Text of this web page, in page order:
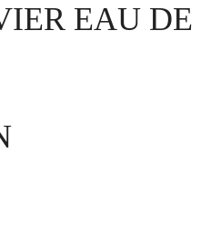
EAU DE